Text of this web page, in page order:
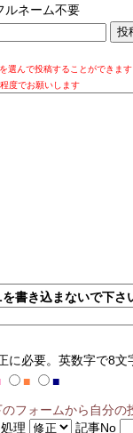
ルネーム不要
選んで投稿することができま
度でお願いします
書き込まないで下さ
に必要。英数字で8文
■
■
フォームから自分の
処理
記事No